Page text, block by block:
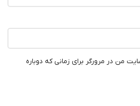
من در مرورگر برای زمانی که دوباره